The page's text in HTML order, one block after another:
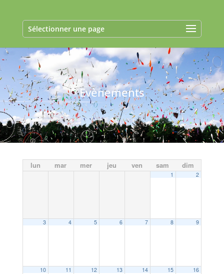
Sélectionner une page
Evènements
lun mar mer jeu ven sam dim
1 2
3 4 5 6 7 8 9
10 11 12 13 14 15 16